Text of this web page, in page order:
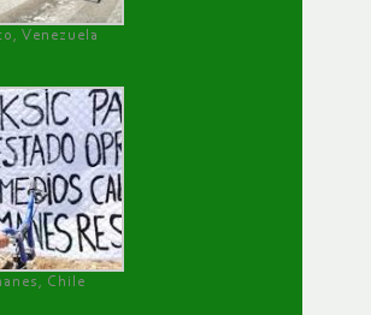
Venezuela
Chile